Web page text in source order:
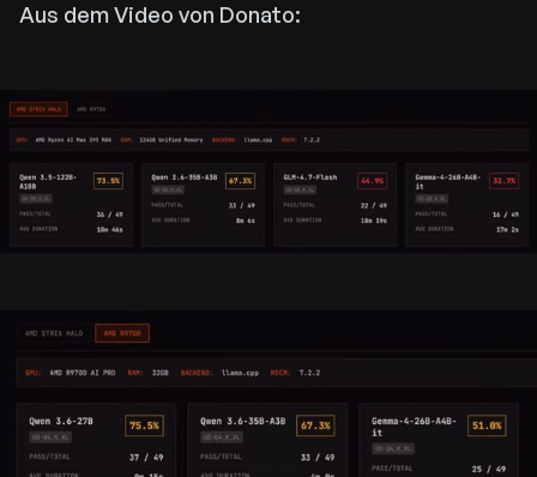
Aus dem Video von Donato: